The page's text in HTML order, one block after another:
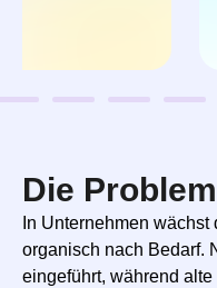
Die
In Unternehmen wächst
organisch nach Bedarf.
eingeführt, während